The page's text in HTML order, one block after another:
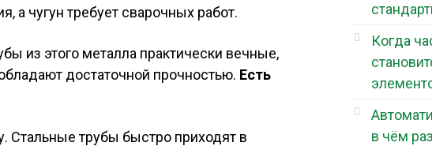
а чугун требует сварочных работ.
из этого металла практически вечные,
достаточной прочностью. Есть
Стальные трубы быстро приходят в
Когда
в чём